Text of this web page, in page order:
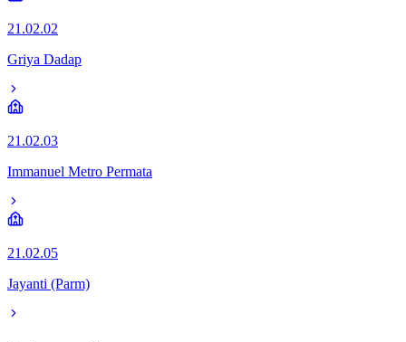
21.02.02
Griya Dadap
21.02.03
Immanuel Metro Permata
21.02.05
Jayanti (Parm)